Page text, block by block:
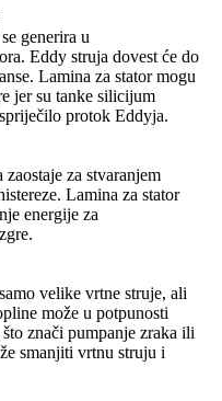
generira u
Eddy struja dovest će do
Lamina za stator mogu
jer su tanke silicijum
protok Eddyja.
za stvaranjem
Lamina za stator
energije za
velike vrtne struje, ali
može u potpunosti
znači pumpanje zraka ili
smanjiti vrtnu struju i